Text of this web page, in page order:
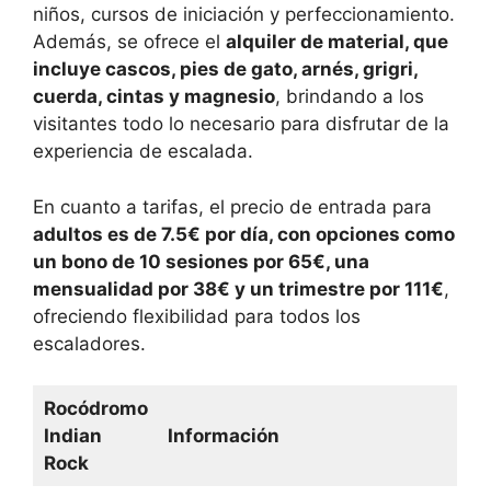
niños, cursos de iniciación y perfeccionamiento.
Además, se ofrece el alquiler de material, que
incluye cascos, pies de gato, arnés, grigri,
cuerda, cintas y magnesio, brindando a los
visitantes todo lo necesario para disfrutar de la
experiencia de escalada.
En cuanto a tarifas, el precio de entrada para
adultos es de 7.5€ por día, con opciones como
un bono de 10 sesiones por 65€, una
mensualidad por 38€ y un trimestre por 111€,
ofreciendo flexibilidad para todos los
escaladores.
Rocódromo
Indian
Rock
Información